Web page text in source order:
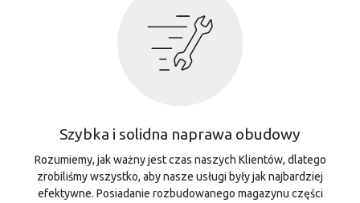
Szybka i solidna naprawa obudowy
Rozumiemy, jak ważny jest czas naszych Klientów, dlatego
zrobiliśmy wszystko, aby nasze usługi były jak najbardziej
efektywne. Posiadanie rozbudowanego magazynu części